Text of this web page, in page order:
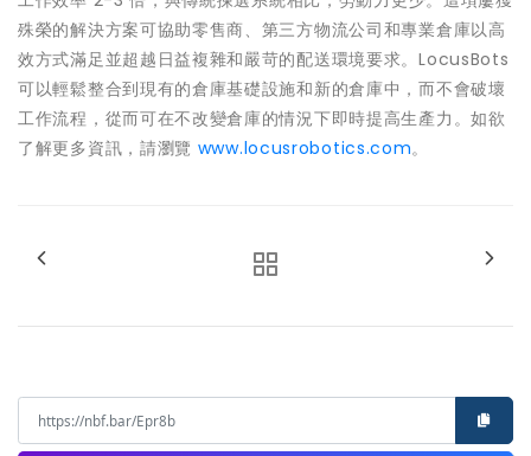
殊榮的解決方案可協助零售商、第三方物流公司和專業倉庫以高
效方式滿足並超越日益複雜和嚴苛的配送環境要求。LocusBots
可以輕鬆整合到現有的倉庫基礎設施和新的倉庫中，而不會破壞
工作流程，從而可在不改變倉庫的情況下即時提高生產力。如欲
了解更多資訊，請瀏覽 www.locusrobotics.com。